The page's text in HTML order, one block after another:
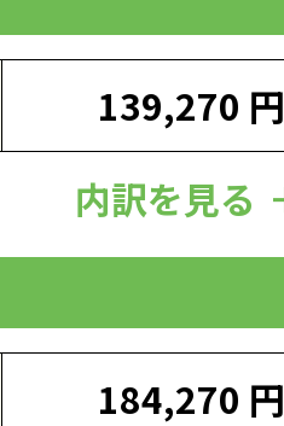
139,270 円
内訳を見る
184,270 円